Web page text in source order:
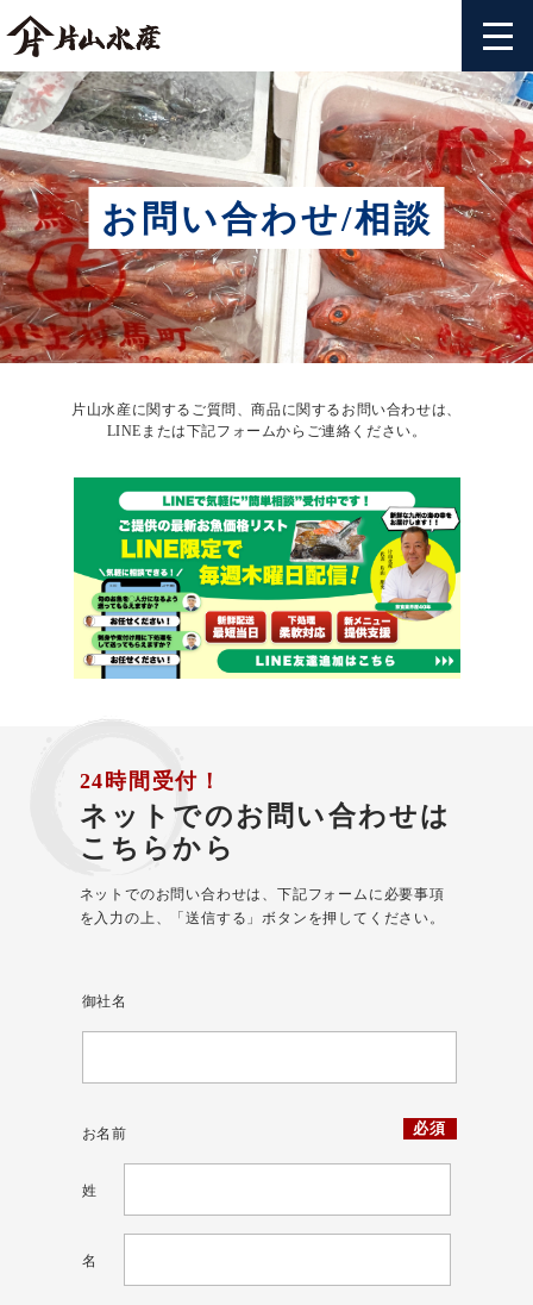
お問い合わせ/相談
片山水産に関するご質問、商品に関するお問い合わせは、
LINEまたは下記フォームからご連絡ください。
24時間受付！
ネットでのお問い合わせは
こちらから
ネットでのお問い合わせは、下記フォームに必要事項
を入力の上、「送信する」ボタンを押してください。
御社名
お名前 必須
姓
名